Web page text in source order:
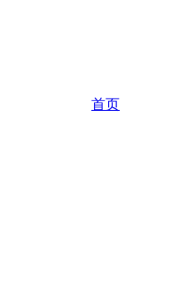
首页